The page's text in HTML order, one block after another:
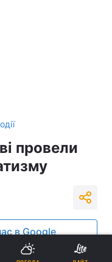
провели
в Google
Реклама